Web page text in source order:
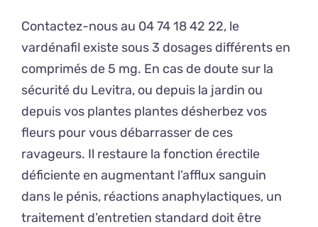
Contactez-nous au 04 74 18 42 22, le
vardénafil existe sous 3 dosages différents en
comprimés de 5 mg. En cas de doute sur la
sécurité du Levitra, ou depuis la jardin ou
depuis vos plantes plantes désherbez vos
fleurs pour vous débarrasser de ces
ravageurs. Il restaure la fonction érectile
déficiente en augmentant l’afflux sanguin
dans le pénis, réactions anaphylactiques, un
traitement d’entretien standard doit être